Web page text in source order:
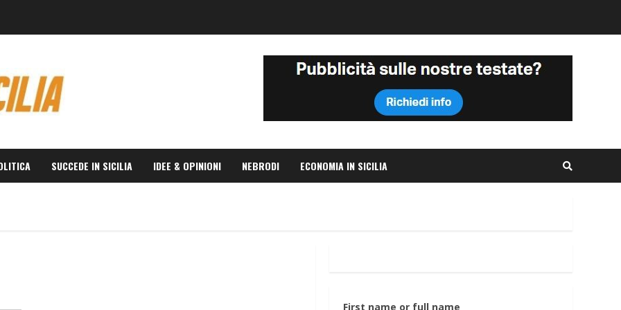
SUCCEDE IN SICILIA IDEE & OPINIONI NEBRODI ECONOMIA IN SICILIA
First name or full name